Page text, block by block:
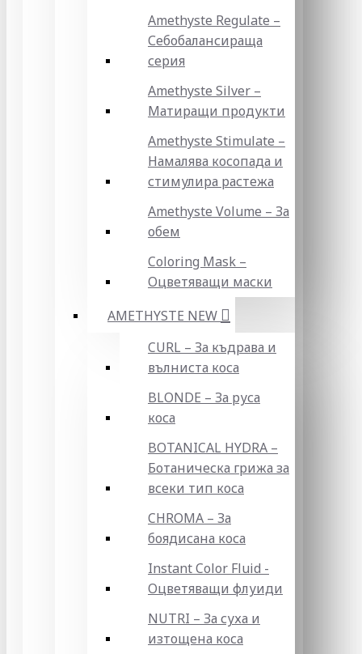
Amethyste Regulate –
Себобалансираща
серия
Amethyste Silver –
Матиращи продукти
Amethyste Stimulate –
Намалява косопада и
стимулира растежа
Amethyste Volume – За
обем
Coloring Mask –
Оцветяващи маски
AMETHYSTE NEW
CURL – За къдрава и
вълниста коса
BLONDE – За руса
коса
BOTANICAL HYDRA –
Ботаническа грижа за
всеки тип коса
CHROMA – За
боядисана коса
Instant Color Fluid -
Оцветяващи флуиди
NUTRI – За суха и
изтощена коса